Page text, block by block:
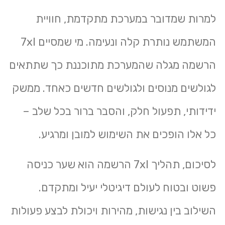
למרות שמדובר במערכת מתקדמת, חוויית
המשתמש נותרת קלה ונעימה. מי שמסיים 7xl
הרשמה מגלה שהמערכת מתוכננת כך שתתאים
לגולשים מנוסים ולגולשים חדשים כאחד. ממשק
ידידותי, תפעול חלק, והסבר ברור בכל שלב –
כל אלו הופכים את השימוש למובן ומרגיע.
לסיכום, תהליך7xl הרשמה
הוא שער כניסה
פשוט ובטוח לעולם דיגיטלי יעיל ומתקדם.
השילוב בין נגישות, מהירות ויכולת לבצע פעולות